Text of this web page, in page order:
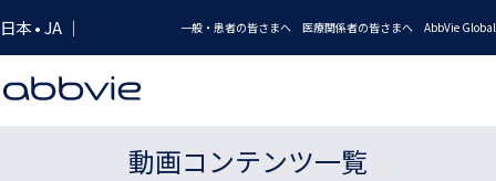
日本 • JA ｜ 一般・患者の皆さまへ 医療関係者の皆さまへ AbbVie Global
動画コンテンツ一覧